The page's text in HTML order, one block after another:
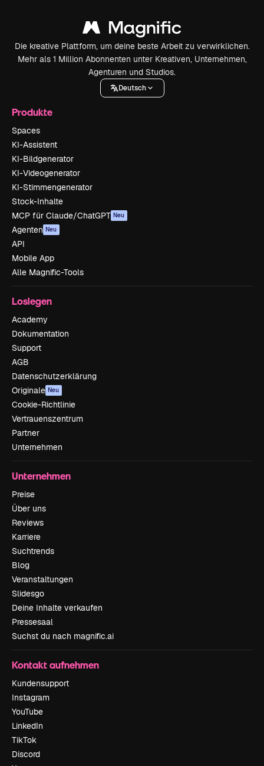
Die kreative Plattform, um deine beste Arbeit zu verwirklichen.
Mehr als 1 Million Abonnenten unter Kreativen, Unternehmen,
Agenturen und Studios.
Deutsch
Produkte
Spaces
KI-Assistent
KI-Bildgenerator
KI-Videogenerator
KI-Stimmengenerator
Stock-Inhalte
MCP für Claude/ChatGPT Neu
Agenten Neu
API
Mobile App
Alle Magnific-Tools
Loslegen
Academy
Dokumentation
Support
AGB
Datenschutzerklärung
Originale Neu
Cookie-Richtlinie
Vertrauenszentrum
Partner
Unternehmen
Unternehmen
Preise
Über uns
Reviews
Karriere
Suchtrends
Blog
Veranstaltungen
Slidesgo
Deine Inhalte verkaufen
Pressesaal
Suchst du nach magnific.ai
Kontakt aufnehmen
Kundensupport
Instagram
YouTube
LinkedIn
TikTok
Discord